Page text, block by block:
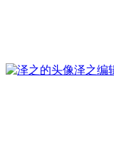
泽之编